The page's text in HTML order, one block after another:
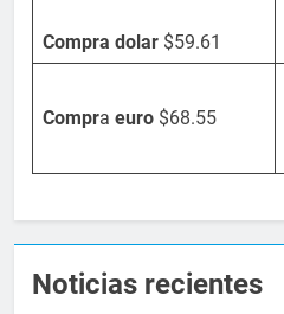
Compra dolar $59.61
Compra euro $68.55
Noticias recientes